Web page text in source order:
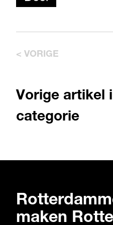
< VORIGE
Vorige artikel
categorie
maken